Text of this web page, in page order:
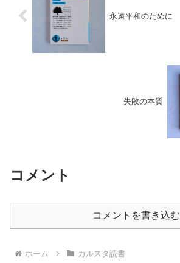
永遠平和のために
失敗の本質
コメント
コメントを書き込む
ホーム カルスタ読書